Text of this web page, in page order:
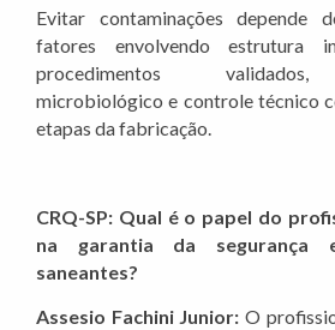
Evitar contaminações depende
fatores envolvendo estrutura
procedimentos validados,
microbiológico e controle técnico
etapas da fabricação.
CRQ-SP: Qual é o papel do
na garantia da segurança
saneantes?
Assesio Fachini Junior: O